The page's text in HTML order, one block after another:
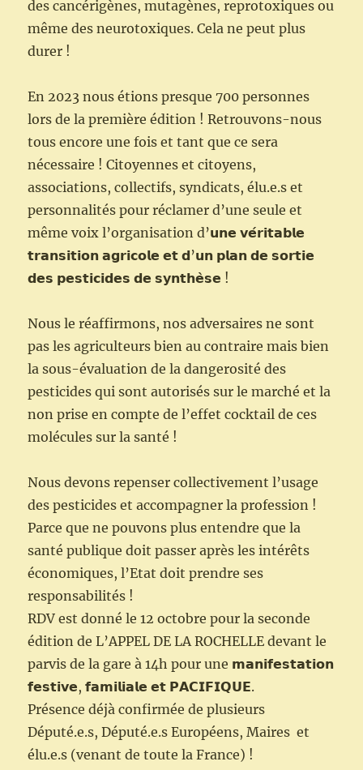
des cancérigènes, mutagènes, reprotoxiques ou
même des neurotoxiques. Cela ne peut plus
durer !
En 2023 nous étions presque 700 personnes
lors de la première édition ! Retrouvons-nous
tous encore une fois et tant que ce sera
nécessaire ! Citoyennes et citoyens,
associations, collectifs, syndicats, élu.e.s et
personnalités pour réclamer d’une seule et
même voix l’organisation d’𝘂𝗻𝗲 𝘃𝗲́𝗿𝗶𝘁𝗮𝗯𝗹𝗲
𝘁𝗿𝗮𝗻𝘀𝗶𝘁𝗶𝗼𝗻 𝗮𝗴𝗿𝗶𝗰𝗼𝗹𝗲 𝗲𝘁 𝗱’𝘂𝗻 𝗽𝗹𝗮𝗻 𝗱𝗲 𝘀𝗼𝗿𝘁𝗶𝗲
𝗱𝗲𝘀 𝗽𝗲𝘀𝘁𝗶𝗰𝗶𝗱𝗲𝘀 𝗱𝗲 𝘀𝘆𝗻𝘁𝗵𝗲̀𝘀𝗲 !
Nous le réaffirmons, nos adversaires ne sont
pas les agriculteurs bien au contraire mais bien
la sous-évaluation de la dangerosité des
pesticides qui sont autorisés sur le marché et la
non prise en compte de l’effet cocktail de ces
molécules sur la santé !
Nous devons repenser collectivement l’usage
des pesticides et accompagner la profession !
Parce que ne pouvons plus entendre que la
santé publique doit passer après les intérêts
économiques, l’Etat doit prendre ses
responsabilités !
RDV est donné le 12 octobre pour la seconde
édition de L’APPEL DE LA ROCHELLE devant le
parvis de la gare à 14h pour une 𝗺𝗮𝗻𝗶𝗳𝗲𝘀𝘁𝗮𝘁𝗶𝗼𝗻
𝗳𝗲𝘀𝘁𝗶𝘃𝗲, 𝗳𝗮𝗺𝗶𝗹𝗶𝗮𝗹𝗲 𝗲𝘁 𝗣𝗔𝗖𝗜𝗙𝗜𝗤𝗨𝗘.
Présence déjà confirmée de plusieurs
Député.e.s, Député.e.s Européens, Maires et
élu.e.s (venant de toute la France) !